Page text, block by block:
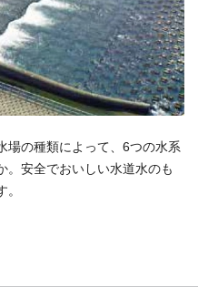
の種類によって、6つの水系
。安全でおいしい水道水のも